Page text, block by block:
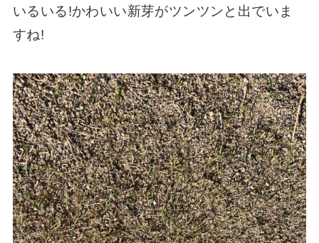
いるいる!かわいい新芽がツンツンと出でいま
すね!